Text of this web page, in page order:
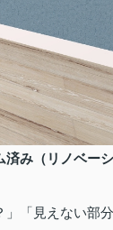
済み（リノベーシ
」「見えない部分